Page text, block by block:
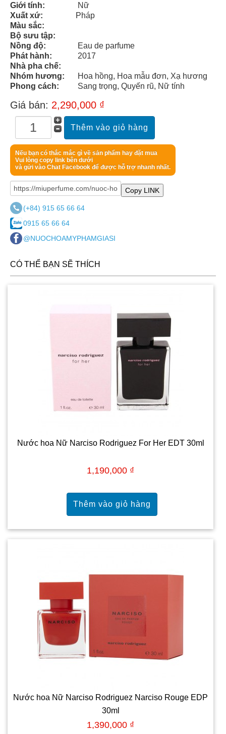
Giới tính:
Nữ
Xuất xứ:
Pháp
Màu sắc:
Bộ sưu tập:
Nồng độ:
Eau de parfume
Phát hành:
2017
Nhà pha chế:
Nhóm hương:
Hoa hồng, Hoa mẫu đơn, Xạ hương
Phong cách:
Sang trọng, Quyến rũ, Nữ tính
Hương đặc trưng
Hương Đầu: Hồng tiêu
Hương giữa: Hoa hồng, Hoa mẫu đơn, Xạ hương
Hương cuối: Cây hoắc hương, Hổ phách
Giá bán: 2,290,000 ₫
Nếu bạn có thắc mắc gì về sản phẩm hay đặt mua
Vui lòng copy link bên dưới
và gửi vào Chat Facebook để được hỗ trợ nhanh nhất.
Copy LINK
(+84) 915 65 66 64
0915 65 66 64
@NUOCHOAMYPHAMGIASI
CÓ THỂ BẠN SẼ THÍCH
Nước hoa Nữ Narciso Rodriguez For Her EDT 30ml
1,190,000 ₫
Nước hoa Nữ Narciso Rodriguez Narciso Rouge EDP
30ml
1,390,000 ₫